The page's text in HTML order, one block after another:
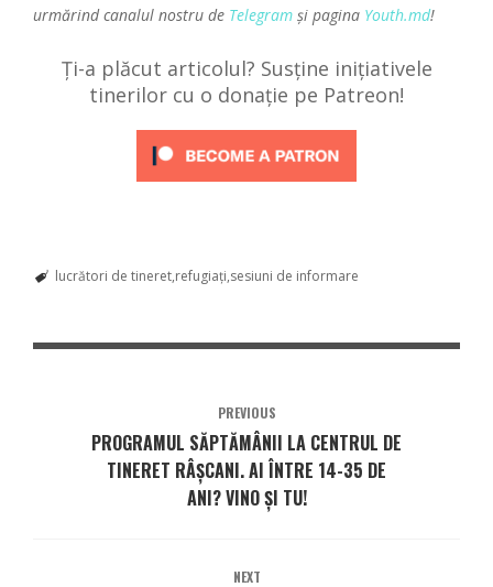
urmărind canalul nostru de Telegram și pagina Youth.md!
Ți-a plăcut articolul? Susține inițiativele
tinerilor cu o donație pe Patreon!
lucrători de tineret refugiați sesiuni de informare
PREVIOUS
PROGRAMUL SĂPTĂMÂNII LA CENTRUL DE
TINERET RÂȘCANI. AI ÎNTRE 14-35 DE
ANI? VINO ȘI TU!
NEXT